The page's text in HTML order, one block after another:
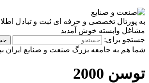
به پورتال تخصصی و حرفه ای ثبت و تبادل
مشاغل وابسته خوش آمدید
جستجو برای:
شما هم به جامعه بزرگ صنعت و صنایع ایران
توسن 2000